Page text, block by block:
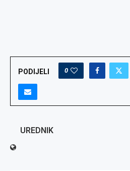
PODIJELI 0
UREDNIK